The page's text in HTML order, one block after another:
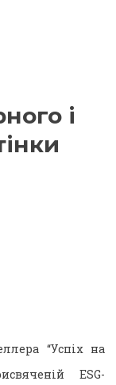
і
“Успіх на
ESG-